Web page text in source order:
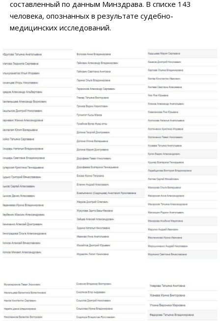
составленный по данным Минздрава. В списке 143
человека, опознанных в результате судебно-
медицинских исследований.